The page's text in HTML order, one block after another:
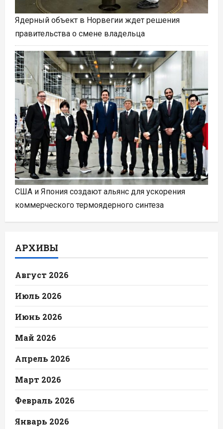
Ядерный объект в Норвегии ждет решения
правительства о смене владельца
США и Япония создают альянс для ускорения
коммерческого термоядерного синтеза
АРХИВЫ
Август 2026
Июль 2026
Июнь 2026
Май 2026
Апрель 2026
Март 2026
Февраль 2026
Январь 2026